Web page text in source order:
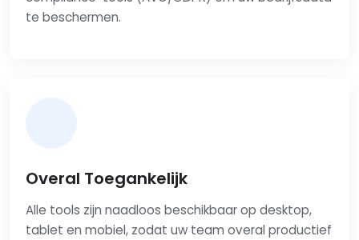
te beschermen.
Overal Toegankelijk
Alle tools zijn naadloos beschikbaar op desktop,
tablet en mobiel, zodat uw team overal productief